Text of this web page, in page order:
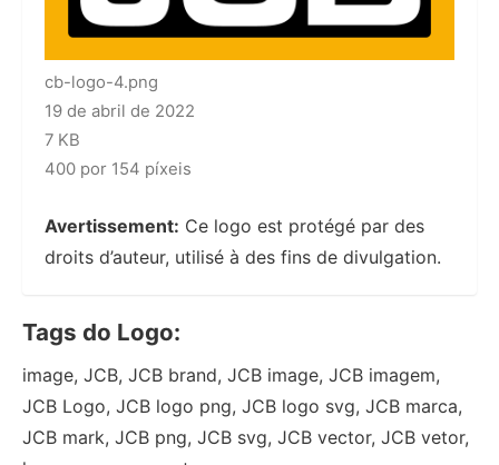
cb-logo-4.png
19 de abril de 2022
7 KB
400 por 154 píxeis
Avertissement: Ce logo est protégé par des
droits d’auteur, utilisé à des fins de divulgation.
Tags do Logo:
image, JCB, JCB brand, JCB image, JCB imagem,
JCB Logo, JCB logo png, JCB logo svg, JCB marca,
JCB mark, JCB png, JCB svg, JCB vector, JCB vetor,